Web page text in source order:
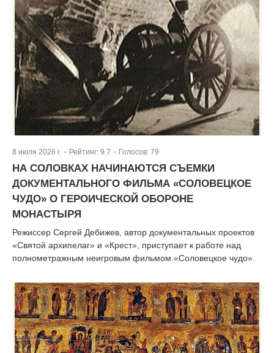
8 июля 2026 г. | Рейтинг: 9.7 Голосов: 79
НА СОЛОВКАХ НАЧИНАЮТСЯ СЪЕМКИ
ДОКУМЕНТАЛЬНОГО ФИЛЬМА «СОЛОВЕЦКОЕ
ЧУДО» О ГЕРОИЧЕСКОЙ ОБОРОНЕ
МОНАСТЫРЯ
Режиссер Сергей Дебижев, автор документальных проектов
«Святой архипелаг» и «Крест», приступает к работе над
полнометражным неигровым фильмом «Соловецкое чудо».